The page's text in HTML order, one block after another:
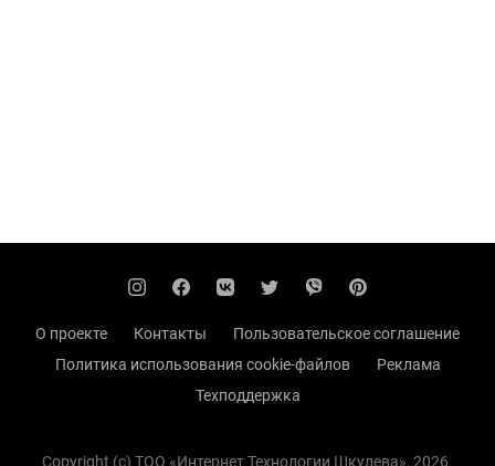
О проекте Контакты
Пользовательское соглашение
Политика использования cookie-файлов
Реклама
Техподдержка
Copyright (с) TOO «Интернет Технологии Шкулева», 2026.